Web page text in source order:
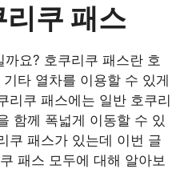
쿠 패스
요? 호쿠리쿠 패스란 호
타 열차를 이용할 수 있게
리쿠 패스에는 일반 호쿠리
함께 폭넓게 이동할 수 있
쿠 패스가 있는데 이번 글
패스 모두에 대해 알아보